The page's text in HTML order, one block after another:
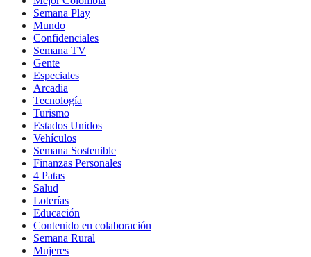
Semana Play
Mundo
Confidenciales
Semana TV
Gente
Especiales
Arcadia
Tecnología
Turismo
Estados Unidos
Vehículos
Semana Sostenible
Finanzas Personales
4 Patas
Salud
Loterías
Educación
Contenido en colaboración
Semana Rural
Mujeres